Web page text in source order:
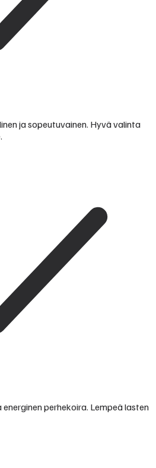
ja sopeutuvainen. Hyvä valinta
energinen perhekoira. Lempeä lasten